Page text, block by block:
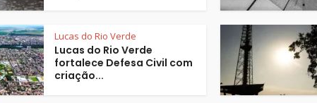
Lucas do Rio Verde
Lucas do Rio Verde
fortalece Defesa Civil com
criação...